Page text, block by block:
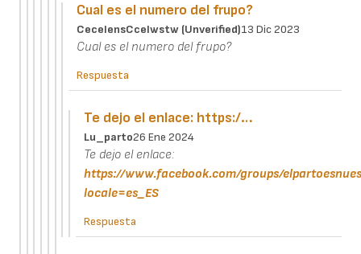
Cual es el numero del frupo?
CecelensCcelwstw (unverified)13 Dic 2023
Cual es el numero del frupo?
Respuesta
Te dejo el enlace: https:/…
Lu_parto26 Ene 2024
Te dejo el enlace:
https://www.facebook.com/groups/
locale=es_ES
Respuesta